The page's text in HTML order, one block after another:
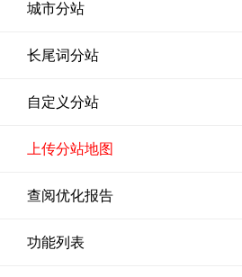
城市分站
长尾词分站
自定义分站
上传分站地图
查阅优化报告
功能列表